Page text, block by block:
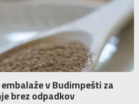
v Budimpešti za
brez odpadkov